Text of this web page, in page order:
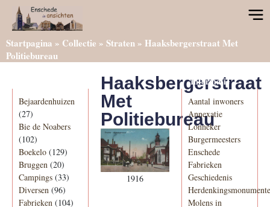
Startpagina » Collectie » Straten» Haaksbergerstraat Met
Politiebureau
Bejaardenhuizen
(27)
Bie de Noabers
(102)
Boekelo (129)
Bruggen (20)
Campings (33)
Diversen (96)
Fabrieken (104)
Haaksbergerstraat
Met
Politiebureau
1916
Informatie
Aantal inwoners
Annexatie
Lonneker
Burgermeesters
Enschede
Fabrieken
Geschiedenis
Molens in